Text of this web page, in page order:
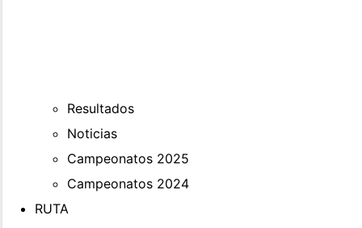
Resultados
Noticias
Campeonatos 2025
Campeonatos 2024
RUTA